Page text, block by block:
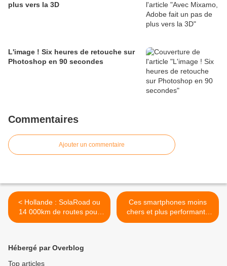
plus vers la 3D
L'image ! Six heures de retouche sur
Photoshop en 90 secondes
Commentaires
Ajouter un commentaire
< Hollande : SolaRoad ou
14 000km de routes pour
exploiter l'énergie solaire
Ces smartphones moins
chers et plus performants
que l'iPhone 6S >
Hébergé par Overblog
Top articles